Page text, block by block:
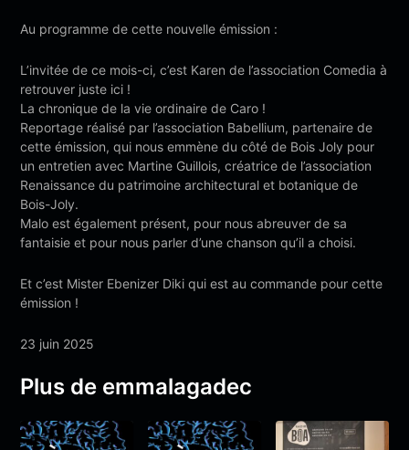
Au programme de cette nouvelle émission :
L’invitée de ce mois-ci, c’est Karen de l’association Comedia à
retrouver juste ici !
La chronique de la vie ordinaire de Caro !
Reportage réalisé par l’association Babellium, partenaire de
cette émission, qui nous emmène du côté de Bois Joly pour
un entretien avec Martine Guillois, créatrice de l’association
Renaissance du patrimoine architectural et botanique de
Bois-Joly.
Malo est également présent, pour nous abreuver de sa
fantaisie et pour nous parler d’une chanson qu’il a choisi.
Et c’est Mister Ebenizer Diki qui est au commande pour cette
émission !
23 juin 2025
Plus de emmalagadec